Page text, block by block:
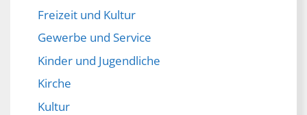
Freizeit und Kultur
Gewerbe und Service
Kinder und Jugendliche
Kirche
Kultur